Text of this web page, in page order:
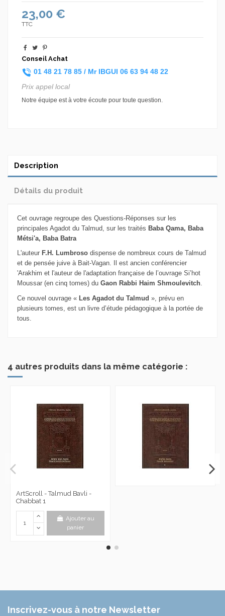
23,00 €
TTC
Conseil Achat
01 48 21 78 85 / Mr IBGUI 06 63 94 48 22
Prix appel local
Notre équipe est à votre écoute pour toute question.
Description
Détails du produit
Cet ouvrage regroupe des Questions-Réponses sur les
principales Agadot du Talmud, sur les traités Baba Qama, Baba
Métsi'a, Baba Batra
L'auteur F.H. Lumbroso dispense de nombreux cours de Talmud
et de pensée juive à Bait-Vagan. Il est ancien conférencier
'Arakhim et l'auteur de l'adaptation française de l’ouvrage Si’hot
Moussar (en cinq tomes) du Gaon Rabbi Haim Shmoulevitch.
Ce nouvel ouvrage « Les Agadot du Talmud », prévu en
plusieurs tomes, est un livre d’étude pédagogique à la portée de
tous.
4 autres produits dans la même catégorie :
ArtScroll - Talmud Bavli -
Chabbat 1
Ajouter au
panier
Inscrivez-vous à notre Newsletter